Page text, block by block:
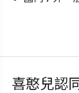
喜憨兒認